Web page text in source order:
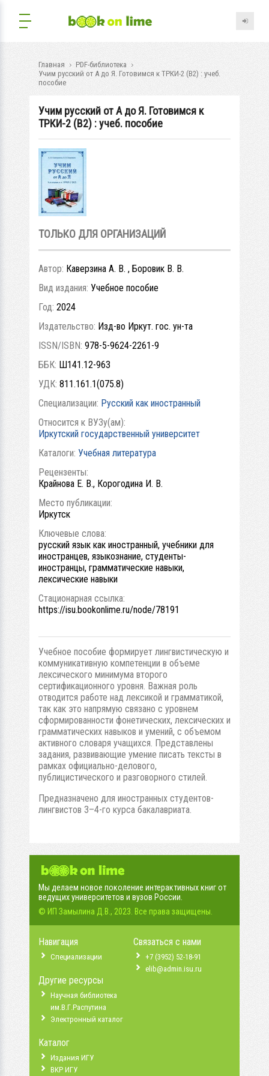
Главная
PDF-библиотека
Учим русский от А до Я. Готовимся к ТРКИ-2 (В2) : учеб.
пособие
Учим русский от А до Я. Готовимся к
ТРКИ-2 (В2) : учеб. пособие
ТОЛЬКО ДЛЯ ОРГАНИЗАЦИЙ
Автор: Каверзина А. В. , Боровик В. В.
Вид издания: Учебное пособие
Год: 2024
Издательство: Изд-во Иркут. гос. ун-та
ISSN/ISBN: 978-5-9624-2261-9
ББК: Ш141.12-963
УДК: 811.161.1(075.8)
Специализации: Русский как иностранный
Относится к ВУЗу(ам):
Иркутский государственный университет
Каталоги: Учебная литература
Рецензенты:
Крайнова Е. В., Корогодина И. В.
Место публикации:
Иркутск
Ключевые слова:
русский язык как иностранный, учебники для
иностранцев, языкознание, студенты-
иностранцы, грамматические навыки,
лексические навыки
Стационарная ссылка:
https://isu.bookonlime.ru/node/78191
Учебное пособие формирует лингвистическую и
коммуникативную компетенции в объеме
лексического минимума второго
сертификационного уровня. Важная роль
отводится работе над лексикой и грамматикой,
так как это напрямую связано с уровнем
сформированности фонетических, лексических и
грамматических навыков и умений, с объемом
активного словаря учащихся. Представлены
задания, развивающие умение писать тексты в
рамках официально-делового,
публицистического и разговорного стилей.
Предназначено для иностранных студентов-
лингвистов 3–4-го курса бакалавриата.
Мы делаем новое поколение интерактивных книг от
ведущих университетов и вузов России.
© ИП Замылина Д.В., 2023. Все права защищены.
Навигация
Специализации
Другие ресурсы
Научная библиотека
им.В.Г.Распутина
Электронный каталог
Каталог
Издания ИГУ
ВКР ИГУ
Связаться с нами
+7 (3952) 52-18-91
elib@admin.isu.ru